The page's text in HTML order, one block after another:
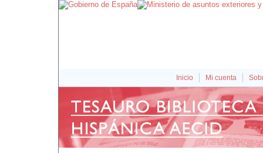
Inicio Mi cuenta